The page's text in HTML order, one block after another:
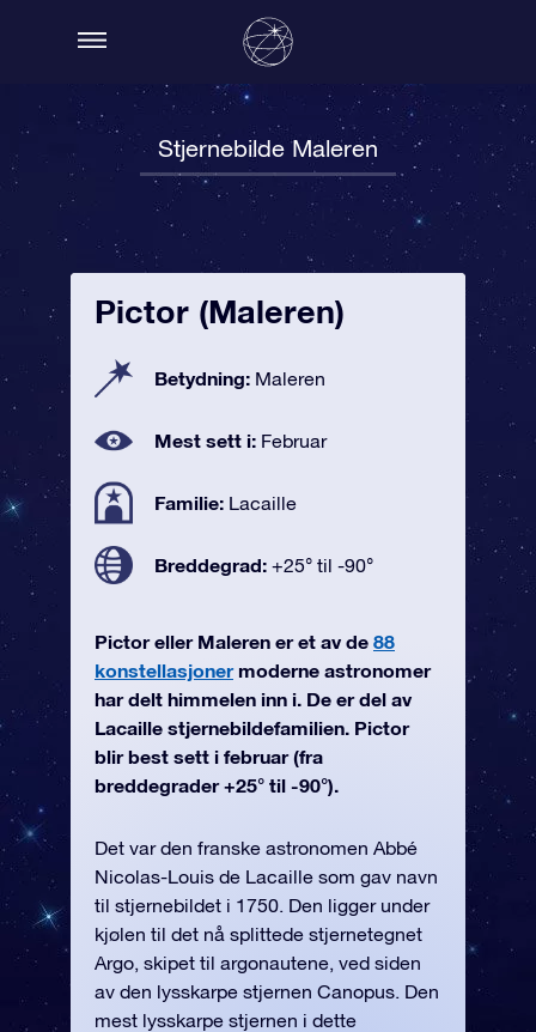
Stjernebilde Maleren
Pictor (Maleren)
Betydning: Maleren
Mest sett i: Februar
Familie: Lacaille
Breddegrad: +25° til -90°
Pictor eller Maleren er et av de 88
konstellasjonermoderne astronomer
har delt himmelen inn i. De er del av
Lacaille stjernebildefamilien. Pictor
blir best sett i februar (fra
breddegrader +25° til -90°).
Det var den franske astronomen Abbé
Nicolas-Louis de Lacaille som gav navn
til stjernebildet i 1750. Den ligger under
kjølen til det nå splittede stjernetegnet
Argo, skipet til argonautene, ved siden
av den lysskarpe stjernen Canopus. Den
mest lysskarpe stjernen i dette